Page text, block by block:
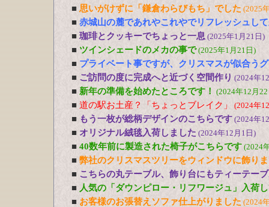
■ 思いがけずに「鎌倉わらびもち」でした (2025
■ 赤城山の麓であれやこれやでリフレッシュし
■ 珈琲とクッキーでちょっと一息 (2025年1月21日)
■ ツインシェードのメカの事で(2025年1月21日)
■ プライベート事ですが、クリスマスが似合う
■ ご訪問の度に完成へと近づく空間作り (2024年
■ 新年の準備を始めたところです！ (2024年12月
■ 道の駅お土産？「ちょっとブレイク」 (2024年
■ もう一枚が総柄デザインのこちらです (2024年
■ オリジナル絨毯入荷しました (2024年12月1日)
■ 40数年前に製造された椅子がこちらです (2024
■ 弊社のクリスマスツリーをウィンドウに飾り
■ こちらの丸テーブル、飾り台にもティーテー
■ 人気の「ダウンピロー・リフワージュ」入荷
■ お客様のお張替えソファ仕上がりました (2024